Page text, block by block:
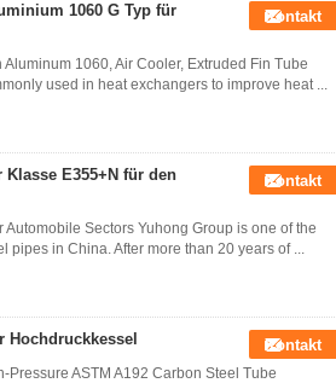
1060 G Typ für
Kontakt
1060, Air Cooler, Extruded Fin Tube
used in heat exchangers to improve heat ...
Klasse E355+N für den
Kontakt
Sectors Yuhong Group is one of the
pipes in China. After more than 20 years of ...
Hochdruckkessel Kontakt
ASTM A192 Carbon Steel Tube